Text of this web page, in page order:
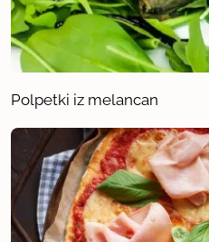
Polpetki iz melancan